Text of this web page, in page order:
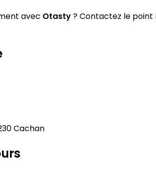
avec Otasty? Contactez le point
Cachan